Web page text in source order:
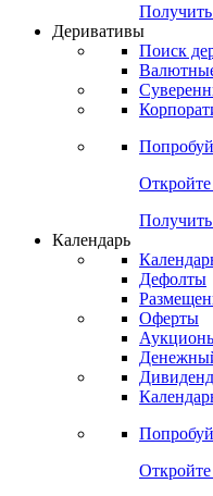
Деривативы
Поиск
Календарь
Дефолты
Оферты